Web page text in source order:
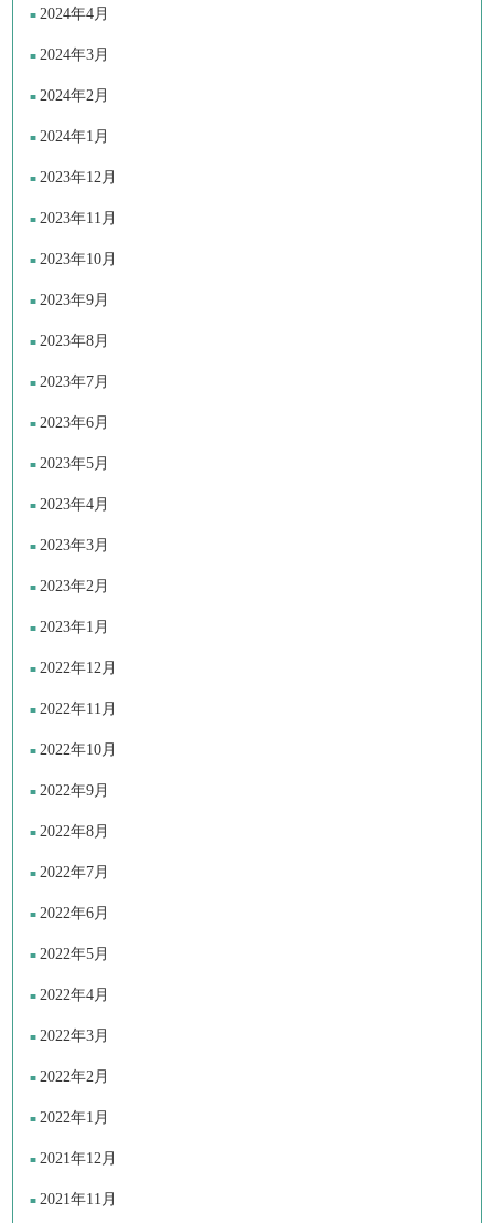
2024年4月
2024年3月
2024年2月
2024年1月
2023年12月
2023年11月
2023年10月
2023年9月
2023年8月
2023年7月
2023年6月
2023年5月
2023年4月
2023年3月
2023年2月
2023年1月
2022年12月
2022年11月
2022年10月
2022年9月
2022年8月
2022年7月
2022年6月
2022年5月
2022年4月
2022年3月
2022年2月
2022年1月
2021年12月
2021年11月